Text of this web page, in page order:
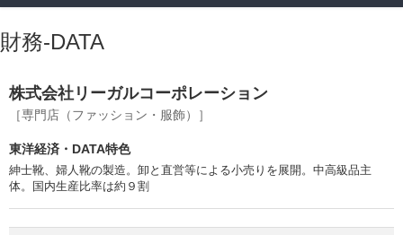
財務-DATA
株式会社リーガルコーポレーション
［専門店（ファッション・服飾）］
東洋経済・DATA特色
紳士靴、婦人靴の製造。卸と直営等による小売りを展開。中高級品主
体。国内生産比率は約９割